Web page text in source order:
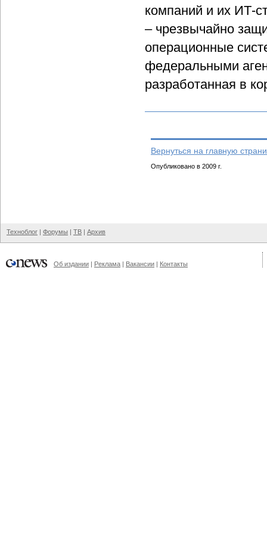
компаний и их ИТ-
– чрезвычайно
операционные
федеральными
разработанная в
Вернуться на главную
Опубликовано в 2009 г.
Техноблог | Форумы | ТВ | Архив
Об издании | Реклама | Вакансии | Контакты